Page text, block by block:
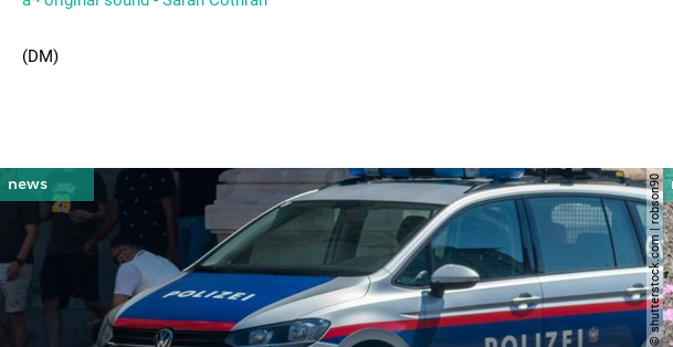
(DM)
© shutterstock.com | robson90